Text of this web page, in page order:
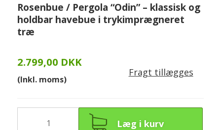
Rosenbue / Pergola “Odin” – klassisk og
holdbar havebue i trykimprægneret
træ
2.799,00 DKK
(Inkl. moms)
Fragt tillægges
Læg i kurv